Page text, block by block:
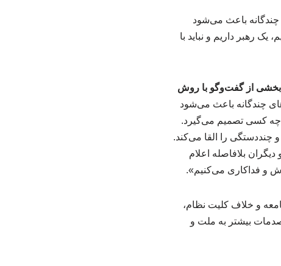
باعث می‌شود
رهبر داریم و نباید با
بخشی از گفت‌وگو با روش
چندگانه باعث می‌شود
چه کسی تصمیم می‌گیرد.
چنددستگی را القا می‌کند.
بلافاصله اعلام
و فداکاری می‌کنیم».
و خلاف کلیت نظام،
بیشتر به ملت و